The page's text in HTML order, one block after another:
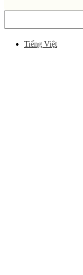
Tiếng Việt